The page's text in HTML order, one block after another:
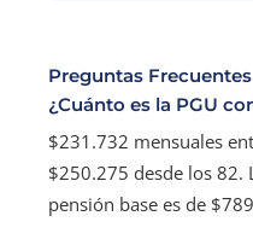
Preguntas Frecuentes
¿Cuánto es la PGU
$231.732 mensuales
$250.275 desde los 82.
pensión base es de